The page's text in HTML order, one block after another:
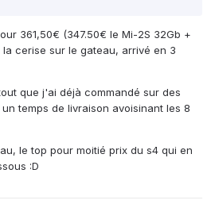
361,50€ (347.50€ le Mi-2S 32Gb +
cerise sur le gateau, arrivé en 3
que j'ai déjà commandé sur des
temps de livraison avoisinant les 8
le top pour moitié prix du s4 qui en
:D